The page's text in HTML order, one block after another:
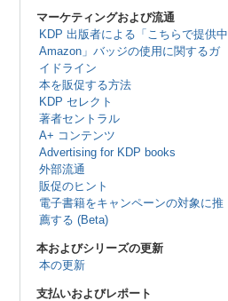
マーケティングおよび流通
KDP 出版者による「こちらで提供中
Amazon」バッジの使用に関するガ
イドライン
本を販促する方法
KDP セレクト
著者セントラル
A+ コンテンツ
Advertising for KDP books
外部流通
販促のヒント
電子書籍をキャンペーンの対象に推
薦する (Beta)
本およびシリーズの更新
本の更新
支払いおよびレポート